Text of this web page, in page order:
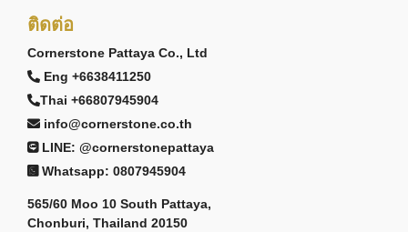
ติดต่อ
Cornerstone Pattaya Co., Ltd
Eng +6638411250
Thai +66807945904
info@cornerstone.co.th
LINE: @cornerstonepattaya
Whatsapp: 0807945904
565/60 Moo 10 South Pattaya,
Chonburi, Thailand 20150